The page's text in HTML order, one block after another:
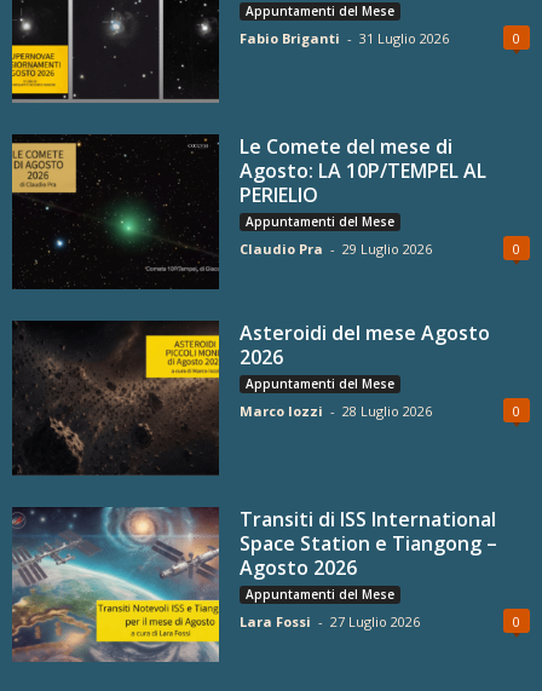
Appuntamenti del Mese
Fabio Briganti - 31 Luglio 2026 0
Le Comete del mese di
Agosto: LA 10P/TEMPEL AL
PERIELIO
Appuntamenti del Mese
Claudio Pra - 29 Luglio 2026 0
Asteroidi del mese Agosto
2026
Appuntamenti del Mese
Marco Iozzi - 28 Luglio 2026 0
Transiti di ISS International
Space Station e Tiangong –
Agosto 2026
Appuntamenti del Mese
Lara Fossi - 27 Luglio 2026 0